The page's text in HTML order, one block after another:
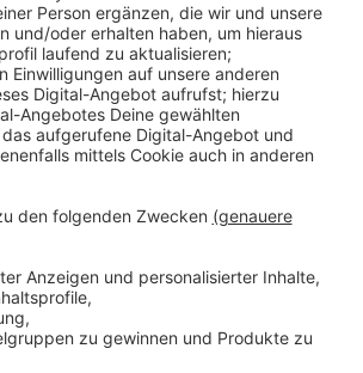
ein alter Vermisstenfall
gehe von einer möglichen Verbindung
Arne Hermsen aus dem
sich auf Informationen der Klever
dass sich der Vermisste vor seinem
habe, heißt es. Die Polizei im
Ingo Schankweiler auf
Sekten-Gründer war am
im Kloster Graefenthal in Goch-
sexuellem Kindesmissbrauchs,